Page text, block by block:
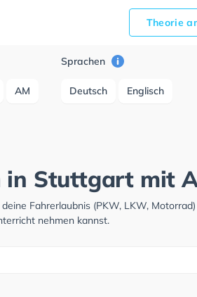
Theorie
AM
Sprachen
Deutsch Englisch
in Stuttgart mit
Fahrerlaubnis (PKW, LKW,
nehmen kannst.